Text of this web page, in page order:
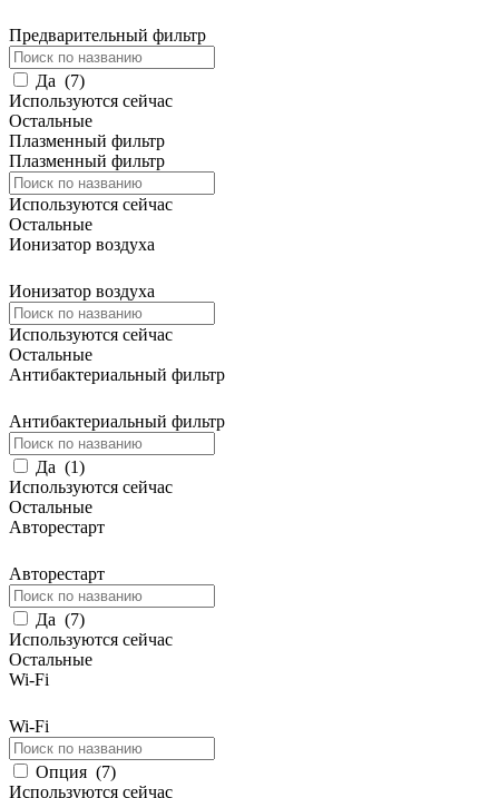
Предварительный фильтр
Да (7)
Используются сейчас
Остальные
Плазменный фильтр
Плазменный фильтр
Используются сейчас
Остальные
Ионизатор воздуха
Ионизатор воздуха
Используются сейчас
Остальные
Антибактериальный фильтр
Антибактериальный фильтр
Да (1)
Используются сейчас
Остальные
Авторестарт
Авторестарт
Да (7)
Используются сейчас
Остальные
Wi-Fi
Wi-Fi
Опция (7)
Используются сейчас